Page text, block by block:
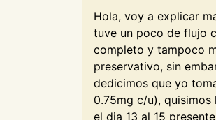
Hola, voy a explicar
tuve un poco de flujo
completo y tampoco
preservativo, sin
dedicimos que yo
0.75mg c/u),
el dia 13 al 15